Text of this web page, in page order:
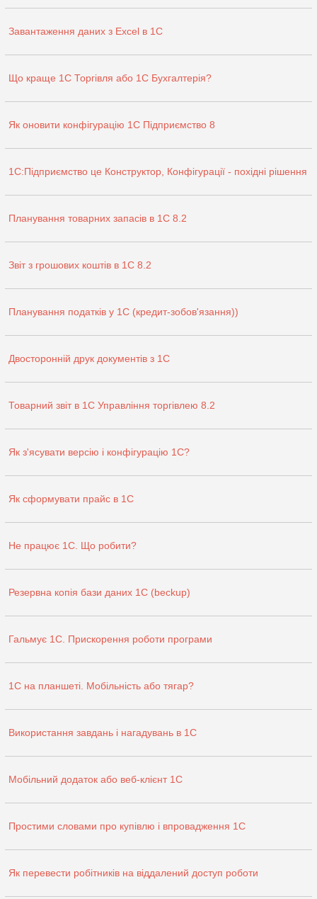
Завантаження даних з Excel в 1С
Що краще 1С Торгівля або 1С Бухгалтерія?
Як оновити конфігурацію 1С Підприємство 8
1C:Підприємство це Конструктор, Конфігурації - похідні рішення
Планування товарних запасів в 1С 8.2
Звіт з грошових коштів в 1С 8.2
Планування податків у 1С (кредит-зобов'язання))
Двосторонній друк документів з 1С
Товарний звіт в 1С Управління торгівлею 8.2
Як з'ясувати версію і конфігурацію 1С?
Як сформувати прайс в 1С
Не працює 1С. Що робити?
Резервна копія бази даних 1С (beckup)
Гальмує 1С. Прискорення роботи програми
1С на планшеті. Мобільність або тягар?
Використання завдань і нагадувань в 1С
Мобільний додаток або веб-клієнт 1С
Простими словами про купівлю і впровадження 1С
Як перевести робітників на віддалений доступ роботи